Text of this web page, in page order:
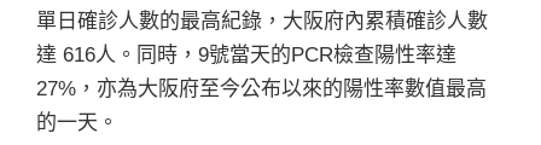
單日確診人數的最高紀錄，大阪府內累積確診人數
達 616人。同時，9號當天的PCR檢查陽性率達
27%，亦為大阪府至今公布以來的陽性率數值最高
的一天。